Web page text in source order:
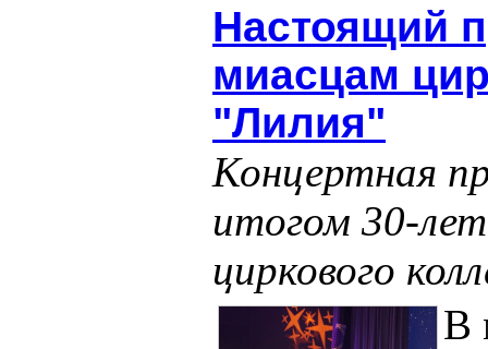
Настоящий
миасцам
"Лилия"
Концертная
итогом 30-
циркового
В